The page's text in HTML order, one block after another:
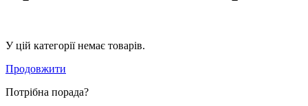
У цій категорії немає товарів.
Продовжити
Потрібна порада?